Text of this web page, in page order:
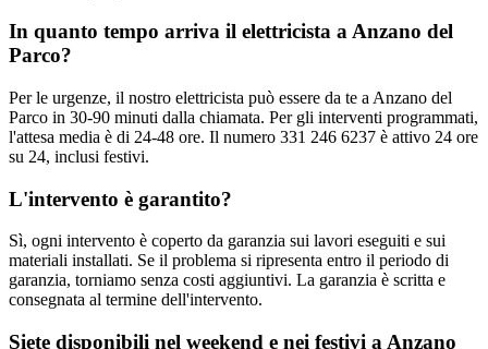
In quanto tempo arriva il elettricista a Anzano del
Parco?
Per le urgenze, il nostro elettricista può essere da te a Anzano del
Parco in 30-90 minuti dalla chiamata. Per gli interventi programmati,
l'attesa media è di 24-48 ore. Il numero 331 246 6237 è attivo 24 ore
su 24, inclusi festivi.
L'intervento è garantito?
Sì, ogni intervento è coperto da garanzia sui lavori eseguiti e sui
materiali installati. Se il problema si ripresenta entro il periodo di
garanzia, torniamo senza costi aggiuntivi. La garanzia è scritta e
consegnata al termine dell'intervento.
Siete disponibili nel weekend e nei festivi a Anzano